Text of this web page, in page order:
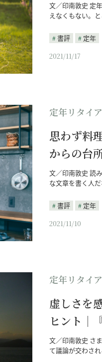
文／印南敦史 定
えなくもない。
書評
定年
2021/11/17
定年リタイア
思わず料
からの台
文／印南敦史 読
な文章を書く人
書評
定年
2021/11/10
定年リタイア
虚しさを
ヒント｜
文／印南敦史 さ
て議論が交わさ